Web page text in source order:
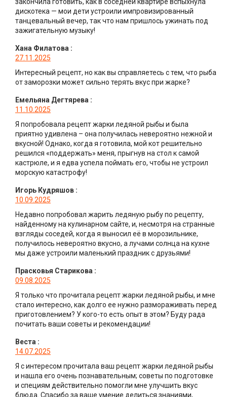
закончила готовить, как в соседней квартире вспыхнула
дискотека — мои дети устроили импровизированный
танцевальный вечер, так что нам пришлось ужинать под
зажигательную музыку!
Хана Филатова :
27.11.2025
Интересный рецепт, но как вы справляетесь с тем, что рыба
от заморозки может сильно терять вкус при жарке?
Емельяна Дегтярева :
11.10.2025
Я попробовала рецепт жарки ледяной рыбы и была
приятно удивлена – она получилась невероятно нежной и
вкусной! Однако, когда я готовила, мой кот решительно
решился «поддержать» меня, прыгнув на стол к самой
кастрюле, и я едва успела поймать его, чтобы не устроил
морскую катастрофу!
Игорь Кудряшов :
10.09.2025
Недавно попробовал жарить ледяную рыбу по рецепту,
найденному на кулинарном сайте, и, несмотря на странные
взгляды соседей, когда я выносил её в морозильнике,
получилось невероятно вкусно, а лучами солнца на кухне
мы даже устроили маленький праздник с друзьями!
Прасковья Старикова :
09.08.2025
Я только что прочитала рецепт жарки ледяной рыбы, и мне
стало интересно, как долго ее нужно размораживать перед
приготовлением? У кого-то есть опыт в этом? Буду рада
почитать ваши советы и рекомендации!
Веста :
14.07.2025
Я с интересом прочитала ваш рецепт жарки ледяной рыбы
и нашла его очень познавательным; советы по подготовке
и специям действительно помогли мне улучшить вкус
блюда. Спасибо за ваше умение делиться знаниями,